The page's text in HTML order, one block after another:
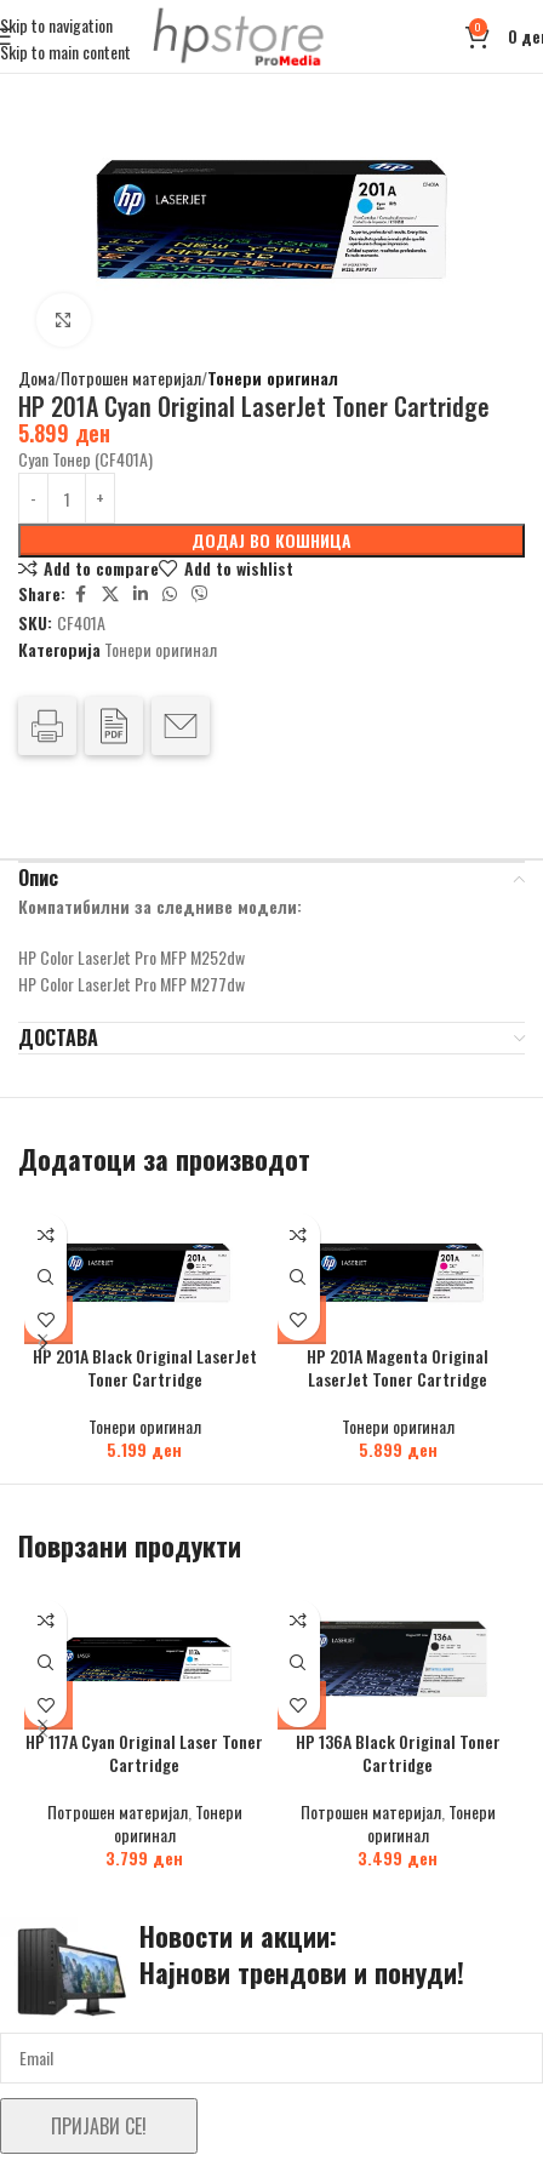
Skip to navigation
Skip to main content
0 0
Дома Потрошен материјал Тонери оригинал
HP 201A Cyan Original LaserJet Toner Cartridge
5.899 ден
Cyan Тонер (CF401A)
ДОДАЈ ВО КОШНИЦА
Add to compare
Add to wishlist
Share:
SKU: CF401A
КатегоријаТонери оригинал
Опис
Компатибилни за следниве модели:
HP Color LaserJet Pro MFP M252dw
HP Color LaserJet Pro MFP M277dw
ДОСТАВА
Додатоци за производот
HP 201A Black Original LaserJet
Toner Cartridge
Тонери оригинал
5.199 ден
HP 201A Magenta Original
LaserJet Toner Cartridge
Тонери оригинал
5.899 ден
Поврзани продукти
HP 117A Cyan Original Laser Toner
Cartridge
Потрошен материјал, Тонери
оригинал
3.799 ден
HP 136A Black Original Toner
Cartridge
Потрошен материјал, Тонери
оригинал
3.499 ден
Новости и акции:
Најнови трендови и понуди!
ПРИЈАВИ СЕ!